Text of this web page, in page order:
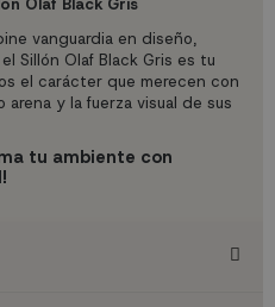
Olaf Black Gris
vanguardia en diseño,
Sillón Olaf Black Gris es tu
el carácter que merecen con
y la fuerza visual de sus
tu ambiente con